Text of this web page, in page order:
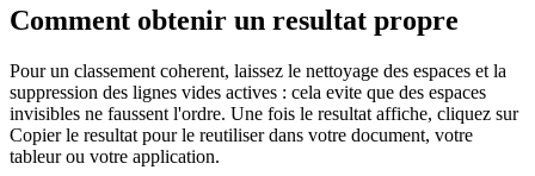
Comment obtenir un resultat propre
Pour un classement coherent, laissez le nettoyage des espaces et la
suppression des lignes vides actives : cela evite que des espaces
invisibles ne faussent l'ordre. Une fois le resultat affiche, cliquez sur
Copier le resultat pour le reutiliser dans votre document, votre
tableur ou votre application.